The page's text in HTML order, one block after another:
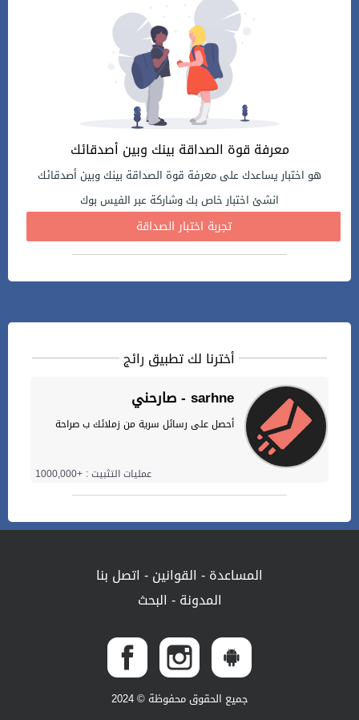
معرفة قوة الصداقة بينك وبين أصدقائك
هو اختبار يساعدك على معرفة قوة الصداقة بينك وبين أصدقائك
انشئ اختبار خاص بك وشاركة عبر الفيس بوك
تجربة اختبار الصداقة
أخترنا لك تطبيق رائج
صارحني - sarhne
أحصل على رسائل سرية من زملائك ب صراحة
عمليات التثبيت : +1000,000
المساعدة- القوانين- اتصل بنا
المدونة- البحث
جميع الحقوق محفوظة © 2024